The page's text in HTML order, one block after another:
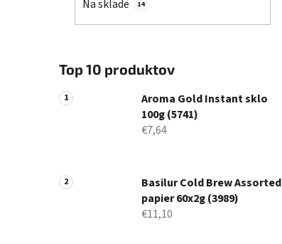
Na sklade 14
Top 10 produktov
Aroma Gold Instant sklo
100g (5741)
€7,64
Basilur Cold Brew Assorted
papier 60x2g (3989)
€11,10